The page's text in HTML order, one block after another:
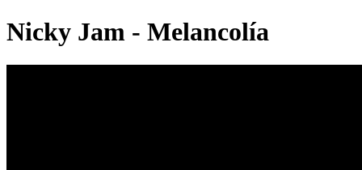
Nicky Jam - Melancolía